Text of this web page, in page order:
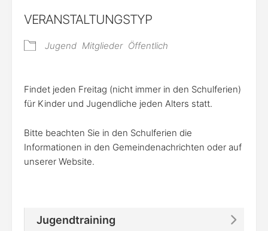
VERANSTALTUNGSTYP
Jugend Mitglieder Öffentlich
Findet jeden Freitag (nicht immer in den Schulferien)
für Kinder und Jugendliche jeden Alters statt.
Bitte beachten Sie in den Schulferien die
Informationen in den Gemeindenachrichten oder auf
unserer Website.
Jugendtraining